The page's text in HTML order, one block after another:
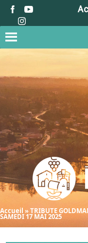
Skip
content
Accueil »TRIBUTE
SAMEDI 17 MAI 2025